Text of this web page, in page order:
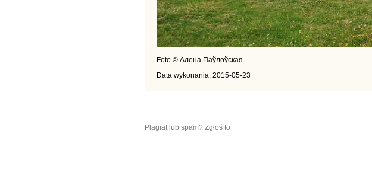
Foto © Алена Паўлоўская
Data wykonania: 2015-05-23
Plagiat lub spam? Zgłoś to